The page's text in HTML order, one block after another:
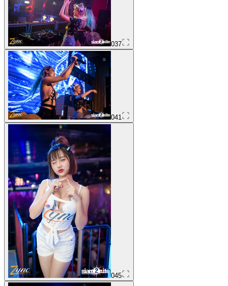
037
041
045